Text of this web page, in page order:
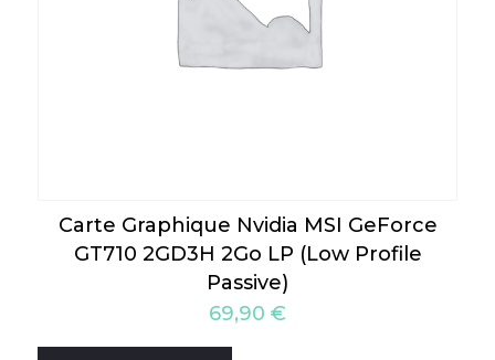
Carte Graphique Nvidia MSI GeForce
GT710 2GD3H 2Go LP (Low Profile
Passive)
69,90 €